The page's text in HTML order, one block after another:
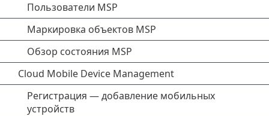
Пользователи MSP
Маркировка объектов MSP
Обзор состояния MSP
Cloud Mobile Device Management
Регистрация — добавление мобильных
устройств